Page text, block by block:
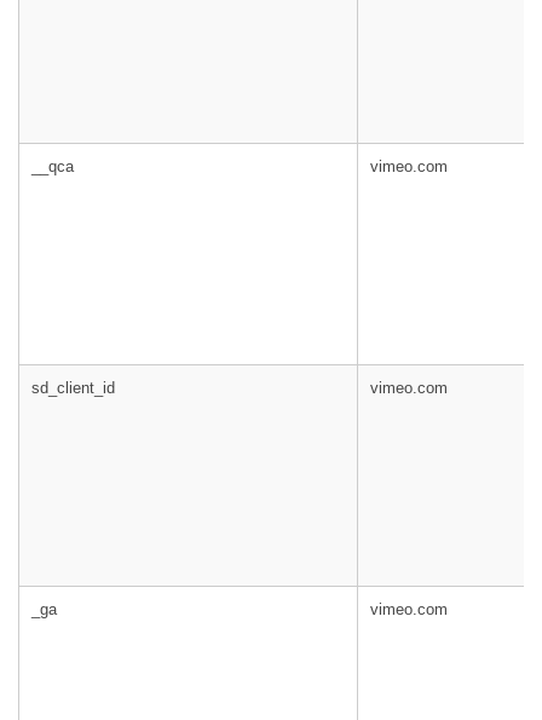
__qca vimeo.com
sd_client_id vimeo.com
_ga vimeo.com